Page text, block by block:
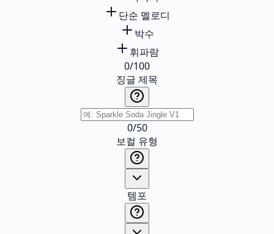
단순 멜로디
박수
휘파람
0/100
징글 제목
0/50
보컬 유형
템포